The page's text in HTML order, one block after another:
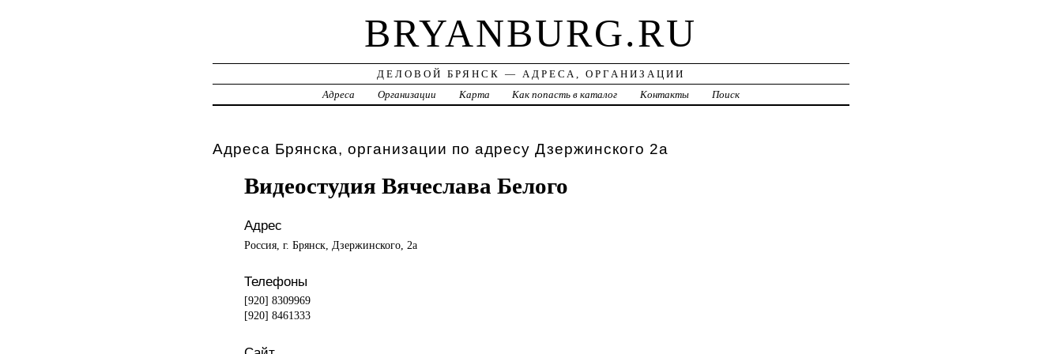
BRYANBURG.RU
ДЕЛОВОЙ БРЯНСК — АДРЕСА, ОРГАНИЗАЦИИ
Адреса
Организации Карта Как попасть в каталог Контакты Поиск
Адреса Брянска, организации по адресу Дзержинского 2а
Видеостудия Вячеслава Белого
Адрес
Россия, г. Брянск, Дзержинского, 2а
Телефоны
[920] 8309969
[920] 8461333